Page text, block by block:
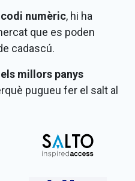
numèric, hi ha
que es poden
cadascú.
els millors panys
pugueu fer el salt al